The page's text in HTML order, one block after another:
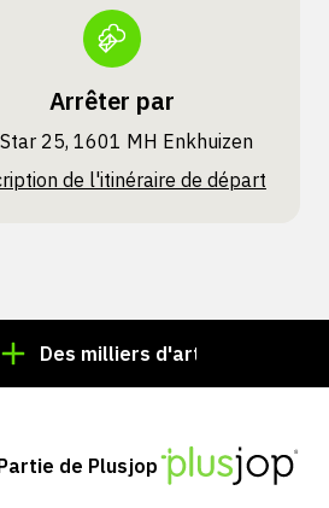
Arrêter par
25, 1601 MH Enkhuizen
de l'itinéraire de départ
d'articles toujours en
de Plusjop